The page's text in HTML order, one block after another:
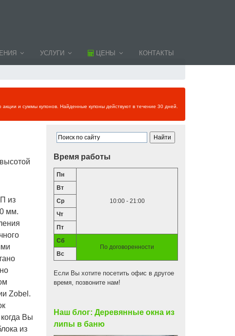
УСЛУГИ ЦЕНЫ КОНТАКТЫ
акции и суммы купонов. Найденные купоны действуют в течение 30 дней.
из
мм.
Zobel.
Вы
из
Время работы
Пн
10:00 - 21:00
Вт
Ср
Чт
Пт
Сб
По договоренности
Вс
Если Вы хотите посетить офис в другое
время, позвоните нам!
Наш блог: Деревянные окна из
липы в баню